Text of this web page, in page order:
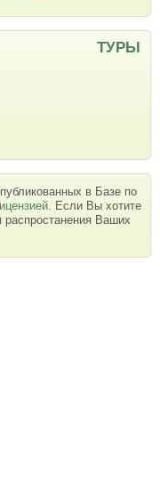
ТУРЫ
в Базе по
. Если Вы хотите
распростанения Ваших